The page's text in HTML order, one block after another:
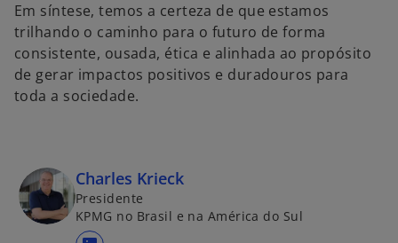
Em síntese, temos a certeza de que estamos
trilhando o caminho para o futuro de forma
consistente, ousada, ética e alinhada ao propósito
de gerar impactos positivos e duradouros para
toda a sociedade.
Charles Krieck
Presidente
KPMG no Brasil e na América do Sul